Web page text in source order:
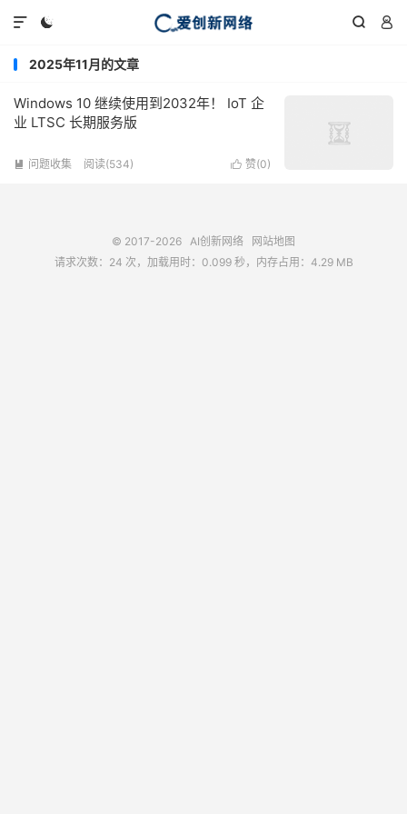
  

2025年11月的文章
Windows 10 继续使用到2032年！ IoT 企
业 LTSC 长期服务版
 赞(0)
 问题收集 阅读(534)
© 2017-2026 AI创新网络
网站地图
请求次数：24 次，加载用时：0.099 秒，内存占用：4.29 MB